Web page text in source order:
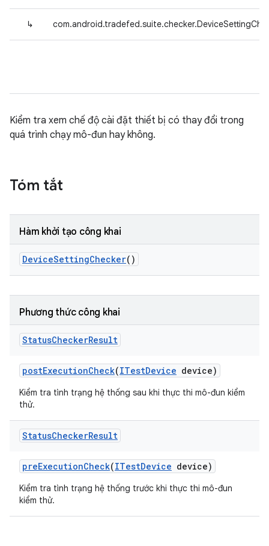
↳
Kiểm tra xem chế độ cài đặt thiết bị có thay đổi trong
quá trình chạy mô-đun hay không.
Tóm tắt
Hàm khởi tạo công khai
DeviceSettingChecker()
Phương thức công khai
StatusCheckerResult
postExecutionCheck(ITestDevice device)
Kiểm tra tình trạng hệ thống sau khi thực thi mô-đun kiểm
thử.
StatusCheckerResult
preExecutionCheck(ITestDevice device)
Kiểm tra tình trạng hệ thống trước khi thực thi mô-đun
kiểm thử.